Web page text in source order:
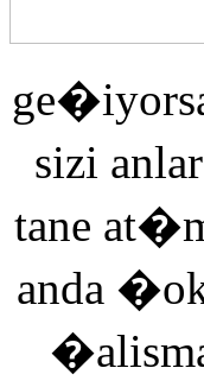
sizi
tane
anda